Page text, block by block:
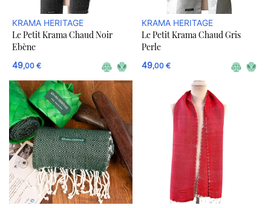
KRAMA HERITAGE
Le Petit Krama Chaud Noir
Ebène
49,00 €
KRAMA HERITAGE
Le Petit Krama Chaud Gris
Perle
49,00 €